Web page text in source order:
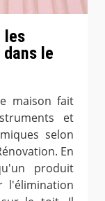
les
le
maison fait
et
selon
En
produit
l'élimination